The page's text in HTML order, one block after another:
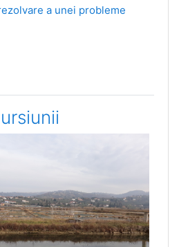
a unei probleme
Fájl